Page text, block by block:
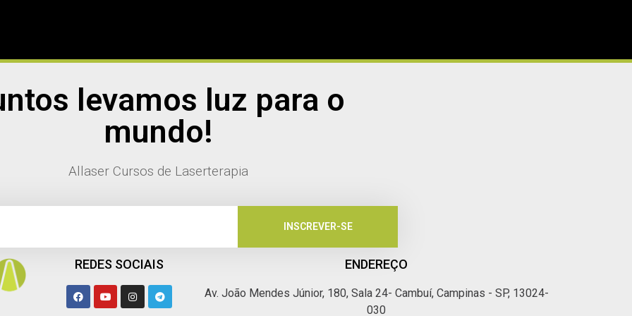
levamos luz para o
mundo!
Allaser Cursos de Laserterapia
INSCREVER-SE
REDES SOCIAIS ENDEREÇO
Av. João Mendes Júnior, 180, Sala 24- Cambuí, Campinas - SP, 13024-
030